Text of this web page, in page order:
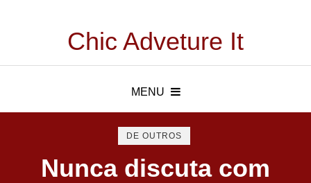
Chic Adveture It
MENU
DE OUTROS
Nunca discuta com